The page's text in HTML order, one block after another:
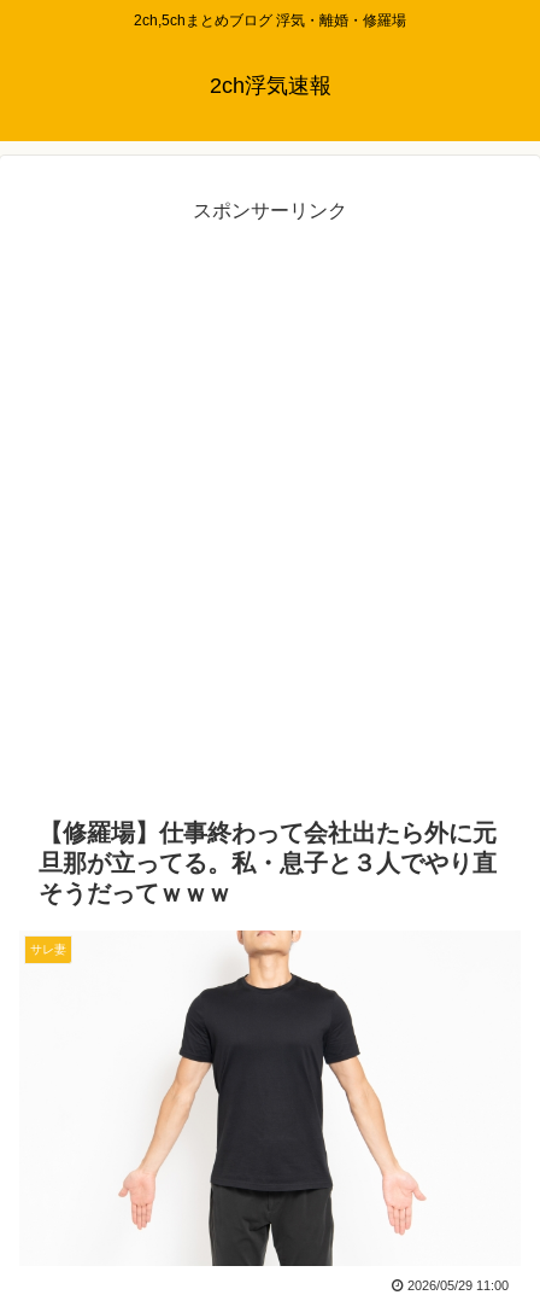
2ch,5chまとめブログ 浮気・離婚・修羅場
2ch浮気速報
スポンサーリンク
【修羅場】仕事終わって会社出たら外に元
旦那が立ってる。私・息子と３人でやり直
そうだってｗｗｗ
サレ妻
2026/05/29 11:00